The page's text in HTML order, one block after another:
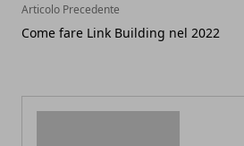
Articolo Precedente
Come fare Link Building nel 2022